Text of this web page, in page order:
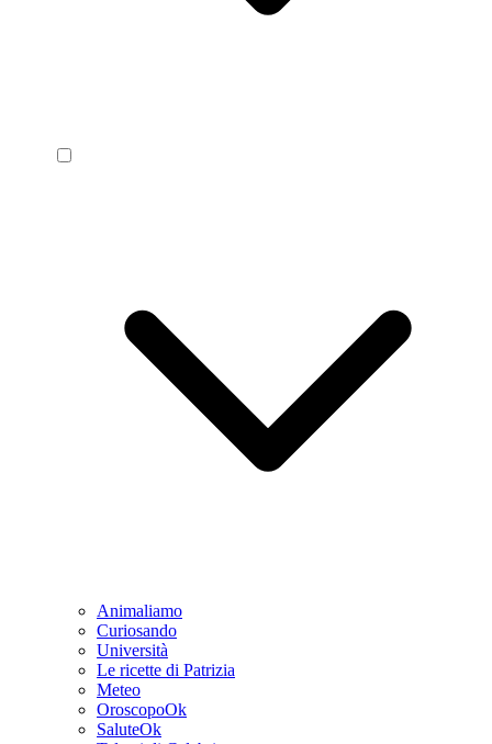
Animaliamo
Curiosando
Università
Le ricette di Patrizia
Meteo
OroscopoOk
SaluteOk